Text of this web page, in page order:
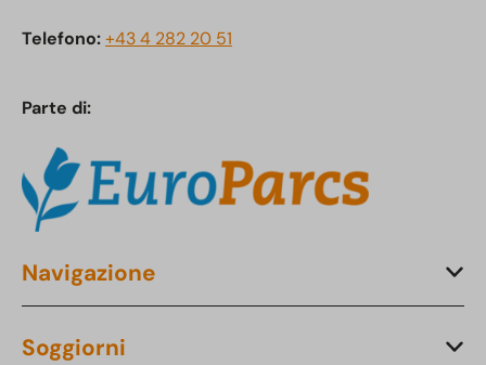
Telefono:+43 4 282 20 51
Parte di:
Navigazione
Soggiorni